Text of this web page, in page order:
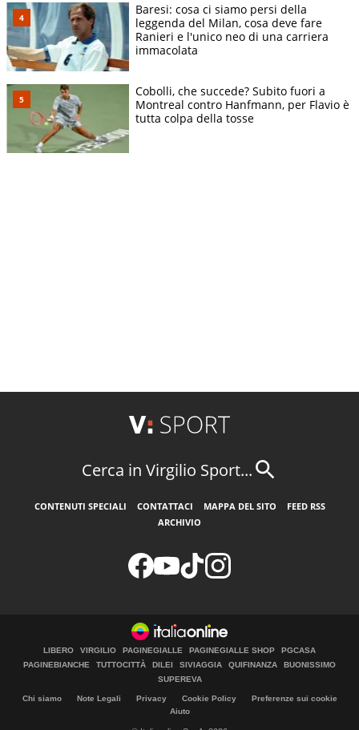
Baresi: cosa ci siamo persi della
leggenda del Milan, cosa deve fare
Ranieri e l'unico neo di una carriera
immacolata
Cobolli, che succede? Subito fuori a
Montreal contro Hanfmann, per Flavio è
tutta colpa della tosse
Cerca in Virgilio Sport...
CONTENUTI SPECIALI CONTATTACI MAPPA DEL SITO
FEED RSS
ARCHIVIO
LIBERO VIRGILIO PAGINEGIALLE PAGINEGIALLE SHOP
PGCASA
PAGINEBIANCHE
TUTTOCITTÀ DILEI SIVIAGGIA QUIFINANZA
BUONISSIMO
SUPEREVA
Chi siamo Note Legali Privacy Cookie Policy
Preferenze sui cookie
Aiuto